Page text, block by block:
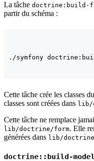
La tâche doctrine:build-
partir du schéma :
Cette tâche crée les classes
classes sont créées dans lib/
Cette tâche ne remplace
lib/doctrine/form. Elle
générées dans lib/
doctrine::build-model